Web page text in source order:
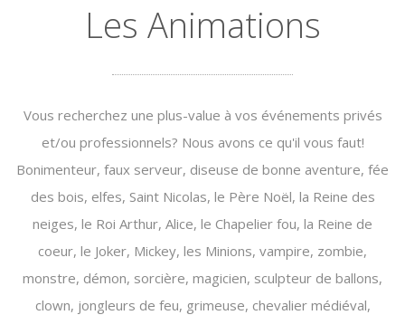
Les Animations
Vous recherchez une plus-value à vos événements privés
et/ou professionnels? Nous avons ce qu'il vous faut!
Bonimenteur, faux serveur, diseuse de bonne aventure, fée
des bois, elfes, Saint Nicolas, le Père Noël, la Reine des
neiges, le Roi Arthur, Alice, le Chapelier fou, la Reine de
coeur, le Joker, Mickey, les Minions, vampire, zombie,
monstre, démon, sorcière, magicien, sculpteur de ballons,
clown, jongleurs de feu, grimeuse, chevalier médiéval,